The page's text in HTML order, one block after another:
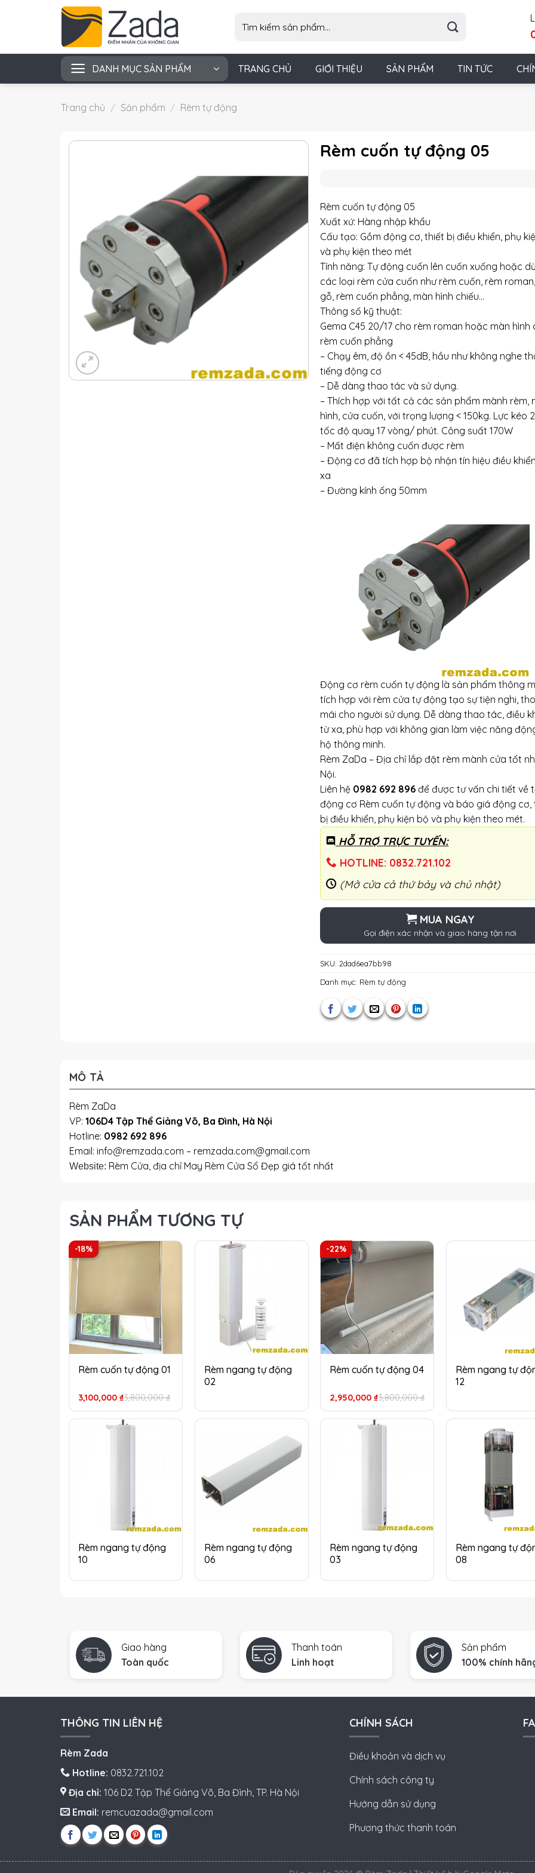
kiếm:
DANH MỤC SẢN PHẨM TRANG CHỦ GIỚI THIỆU SẢN PHẨM TIN TỨC
Trang chủ / Sản phẩm / Rèm tự động
Rèm cuốn tự động 05
Rèm cuốn tự động 05
Xuất xứ: Hàng nhập khẩu
Cấu tạo: Gồm động cơ, thiết bị điều khiển, phụ
và phụ kiện theo mét
Tính năng: Tự động cuốn lên cuốn xuống hoặc
các loại rèm cửa cuốn như rèm cuốn, rèm
gỗ, rèm cuốn phẳng, màn hình chiếu…
Thông số kỹ thuật:
Gema C45 20/17 cho rèm roman hoặc màn hình
rèm cuốn phẳng
– Chạy êm, độ ồn < 45dB, hầu như không nghe
tiếng động cơ
– Dễ dàng thao tác và sử dụng.
– Thích hợp với tất cả các sản phẩm mành rèm,
hình, cửa cuốn, với trọng lượng < 150kg. Lực kéo
tốc độ quay 17 vòng/ phút. Công suất 170W
– Mất điện không cuốn được rèm
– Động cơ đã tích hợp bộ nhận tín hiệu điều
xa
– Đường kính ống 50mm
Động cơ rèm cuốn tự động là sản phẩm thông
tích hợp với rèm cửa tự động tạo sự tiện nghi,
mái cho người sử dụng. Dễ dàng thao tác, điều
từ xa, phù hợp với không gian làm việc năng
hộ thông minh.
Rèm ZaDa – Địa chỉ lắp đặt rèm mành cửa tốt
Nội.
Liên hệ 0982 692 896để được tư vấn chi tiết về
động cơ Rèm cuốn tự động và báo giá động cơ,
bị điều khiển, phụ kiện bộ và phụ kiện theo mét.
HỖ TRỢ TRỰC TUYẾN:
HOTLINE: 0832.721.102
(Mở cửa cả thứ bảy và chủ nhật)
MUA NGAY
Gọi điện xác nhận và giao hàng tận nơi
SKU:2dad6ea7bb98
Danh mục: Rèm tự động
MÔ TẢ
Rèm ZaDa
VP: 106D4 Tập Thể Giảng Võ, Ba Đình, Hà Nội
Hotline: 0982 692 896
Email: info@remzada.com – remzada.com@gmail.com
Website: Rèm Cửa, địa chỉ May Rèm Cửa Sổ Đẹp giá tốt nhất
SẢN PHẨM TƯƠNG TỰ
-18%
Rèm cuốn tự động 01
3,800,000₫
Giá
gốc
là:
3,800,000 ₫.
3,100,000₫
Giá
hiện
tại
là:
3,100,000 ₫.
Rèm ngang tự động
02
-22%
Rèm cuốn tự động 04
3,800,000₫
Giá
gốc
là:
3,800,000 ₫.
2,950,000₫
Giá
hiện
tại
là:
2,950,000 ₫.
Rèm ngang tự
12
Rèm ngang tự động
10
Rèm ngang tự động
06
Rèm ngang tự động
03
Rèm ngang tự
08
Giao hàng
Toàn quốc
Thanh toán
Linh hoạt
Sản phẩm
100% chính
THÔNG TIN LIÊN HỆ
Rèm Zada
Hotline: 0832.721.102
Địa chỉ: 106 D2 Tập Thể Giảng Võ, Ba Đình, TP. Hà Nội
Email: remcuazada@gmail.com
CHÍNH SÁCH
Điều khoản và dịch vụ
Chính sách công ty
Hướng dẫn sử dụng
Phương thức thanh toán